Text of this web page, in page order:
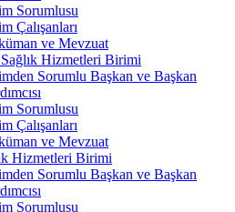
Sorumlusu
Çalışanları
ve Mevzuat
Hizmetleri Birimi
Sorumlu Başkan ve Başkan
Sorumlusu
Çalışanları
ve Mevzuat
Hizmetleri Birimi
Sorumlu Başkan ve Başkan
Sorumlusu